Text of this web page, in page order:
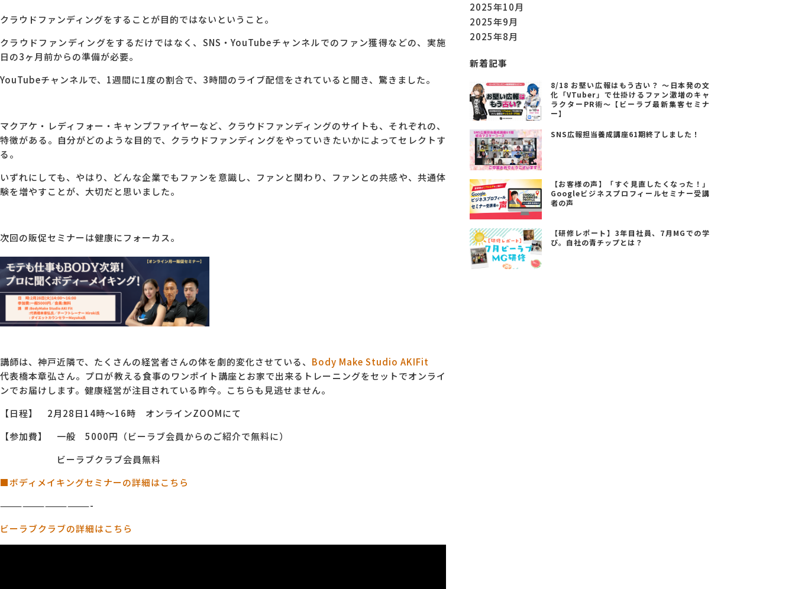
クラウドファンディングをすることが目的ではないということ。
クラウドファンディングをするだけではなく、SNS・YouTubeチャンネルでのファン獲得などの、実施
日の3ヶ月前からの準備が必要。
YouTubeチャンネルで、1週間に1度の割合で、3時間のライブ配信をされていると聞き、驚きました。
マクアケ・レディフォー・キャンプファイヤーなど、クラウドファンディングのサイトも、それぞれの、
特徴がある。自分がどのような目的で、クラウドファンディングをやっていきたいかによってセレクトす
る。
いずれにしても、やはり、どんな企業でもファンを意識し、ファンと関わり、ファンとの共感や、共通体
験を増やすことが、大切だと思いました。
次回の販促セミナーは健康にフォーカス。
講師は、神戸近隣で、たくさんの経営者さんの体を劇的変化させている、 Body Make Studio AKIFit
代表橋本章弘さん。プロが教える食事のワンポイト講座とお家で出来るトレーニングをセットでオンライ
ンでお届けします。健康経営が注目されている昨今。こちらも見逃せません。
【日程】 2月28日14時～16時 オンラインZOOMにて
【参加費】 一般 5000円（ビーラブ会員からのご紹介で無料に）
ビーラブクラブ会員無料
■ボディメイキングセミナーの詳細はこちら
————————————-
ビーラブクラブの詳細はこちら
2025年10月
2025年9月
2025年8月
新着記事
8/18 お堅い広報はもう古い？ ～日本発の文
化「VTuber」で仕掛けるファン激増のキャ
ラクターPR術～【ビーラブ最新集客セミナ
ー】
SNS広報担当養成講座61期終了しました！
【お客様の声】「すぐ見直したくなった！」
Googleビジネスプロフィールセミナー受講
者の声
【研修レポート】3年目社員、7月MGでの学
び。自社の青チップとは？